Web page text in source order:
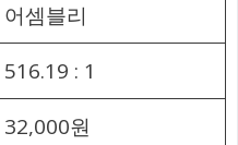
어셈블리
516.19 : 1
32,000원